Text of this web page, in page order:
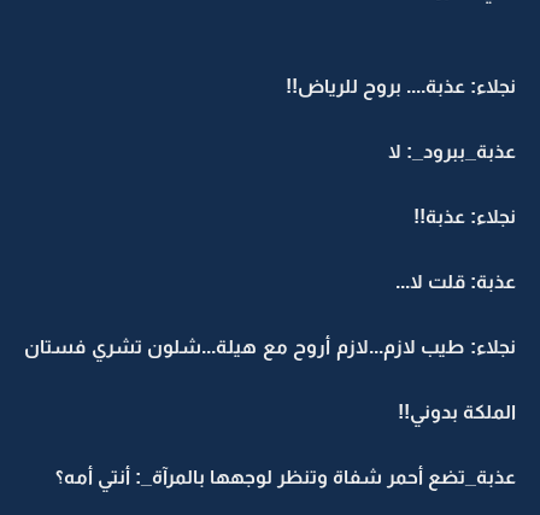
نجلاء: عذبة.... بروح للرياض!!
عذبة_ببرود_: لا
نجلاء: عذبة!!
عذبة: قلت لا...
نجلاء: طيب لازم...لازم أروح مع هيلة...شلون تشري فستان
الملكة بدوني!!
عذبة_تضع أحمر شفاة وتنظر لوجهها بالمرآة_: أنتي أمه؟